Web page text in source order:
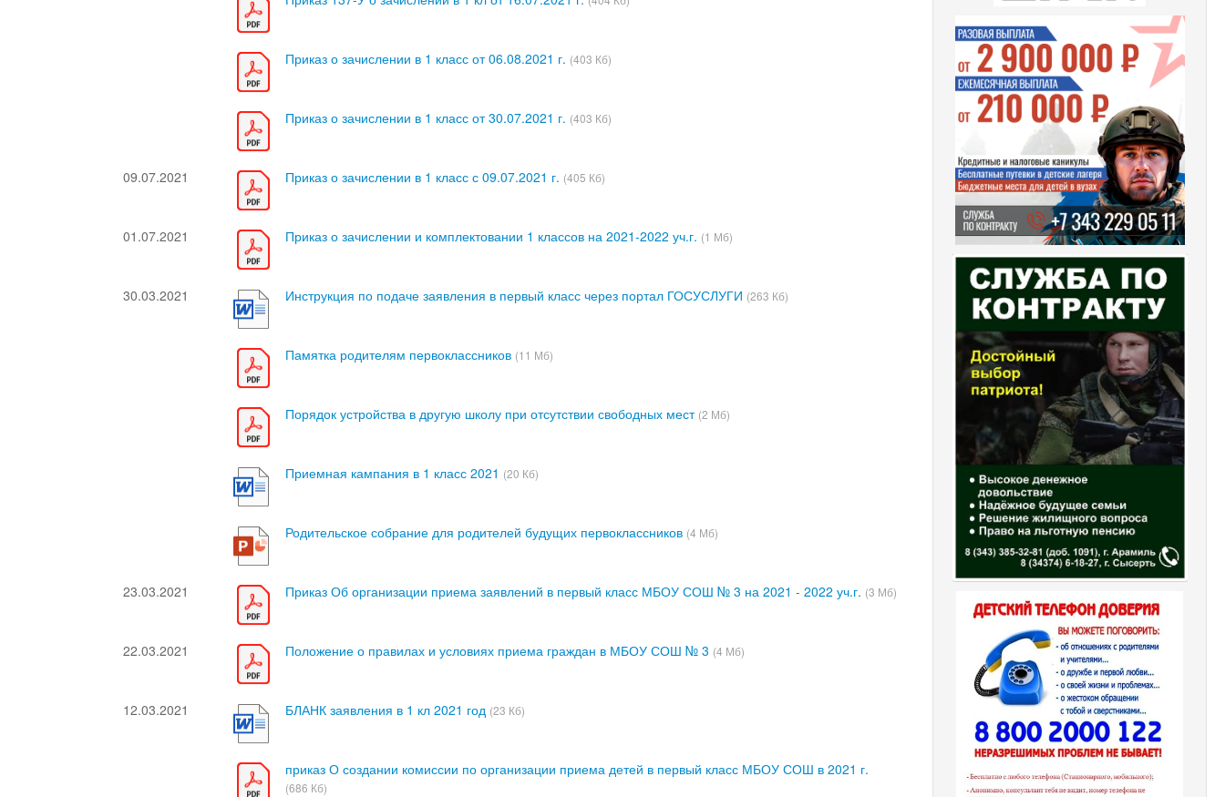
Приказ о зачислении в 1 класс от 06.08.2021 г. (403 Кб)
Приказ о зачислении в 1 класс от 30.07.2021 г. (403 Кб)
09.07.2021 Приказ о зачислении в 1 класс с 09.07.2021 г. (405 Кб)
01.07.2021 Приказ о зачислении и комплектовании 1 классов на 2021-2022 уч.г. (1 Мб)
30.03.2021 Инструкция по подаче заявления в первый класс через портал ГОСУСЛУГИ (263 Кб)
Памятка родителям первоклассников (11 Мб)
Порядок устройства в другую школу при отсутствии свободных мест (2 Мб)
Приемная кампания в 1 класс 2021 (20 Кб)
Родительское собрание для родителей будущих первоклассников (4 Мб)
23.03.2021 Приказ Об организации приема заявлений в первый класс МБОУ СОШ № 3 на 2021 - 2022 уч.г. (3 Мб)
22.03.2021 Положение о правилах и условиях приема граждан в МБОУ СОШ № 3 (4 Мб)
12.03.2021 БЛАНК заявления в 1 кл 2021 год (23 Кб)
приказ О создании комиссии по организации приема детей в первый класс МБОУ СОШ в 2021 г.
(686 Кб)